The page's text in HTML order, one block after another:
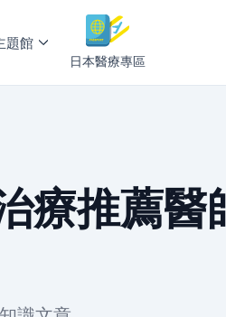
題館
日本醫療專區
療推薦醫